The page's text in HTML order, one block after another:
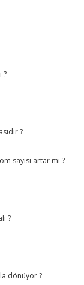
?
?
sayısı artar mı ?
?
dönüyor ?